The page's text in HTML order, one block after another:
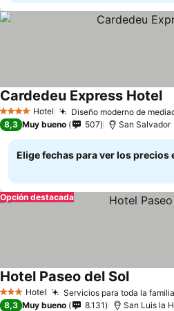
4 EstrellasHotel Diseño moderno de
Cardedeu Express Hotel
8,3 Muy bueno 507 San Salvador
Elige fechas para ver los precios
Opción destacada
3 Estrellas
Hotel Servicios para toda la familia
Hotel Paseo del SolVer
8,3 Muy bueno 8.131 San Luis la